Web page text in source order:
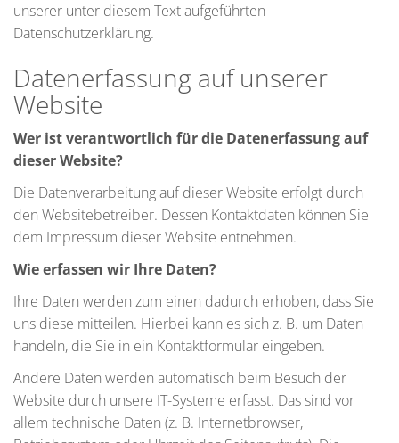
unserer unter diesem Text aufgeführten
Datenschutzerklärung.
Datenerfassung auf unserer
Website
Wer ist verantwortlich für die Datenerfassung auf
dieser Website?
Die Datenverarbeitung auf dieser Website erfolgt durch
den Websitebetreiber. Dessen Kontaktdaten können Sie
dem Impressum dieser Website entnehmen.
Wie erfassen wir Ihre Daten?
Ihre Daten werden zum einen dadurch erhoben, dass Sie
uns diese mitteilen. Hierbei kann es sich z. B. um Daten
handeln, die Sie in ein Kontaktformular eingeben.
Andere Daten werden automatisch beim Besuch der
Website durch unsere IT-Systeme erfasst. Das sind vor
allem technische Daten (z. B. Internetbrowser,